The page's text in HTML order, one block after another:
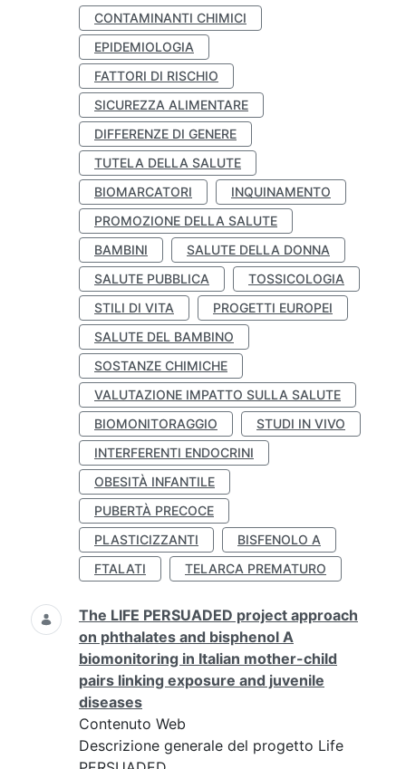
CONTAMINANTI CHIMICI
EPIDEMIOLOGIA
FATTORI DI RISCHIO
SICUREZZA ALIMENTARE
DIFFERENZE DI GENERE
TUTELA DELLA SALUTE
BIOMARCATORI
INQUINAMENTO
PROMOZIONE DELLA SALUTE
BAMBINI
SALUTE DELLA DONNA
SALUTE PUBBLICA
TOSSICOLOGIA
STILI DI VITA
PROGETTI EUROPEI
SALUTE DEL BAMBINO
SOSTANZE CHIMICHE
VALUTAZIONE IMPATTO SULLA SALUTE
BIOMONITORAGGIO
STUDI IN VIVO
INTERFERENTI ENDOCRINI
OBESITÀ INFANTILE
PUBERTÀ PRECOCE
PLASTICIZZANTI
BISFENOLO A
FTALATI
TELARCA PREMATURO
The LIFE PERSUADED project approach
on phthalates and bisphenol A
biomonitoring in Italian mother-child
pairs linking exposure and juvenile
diseases
Contenuto Web
Descrizione generale del progetto Life